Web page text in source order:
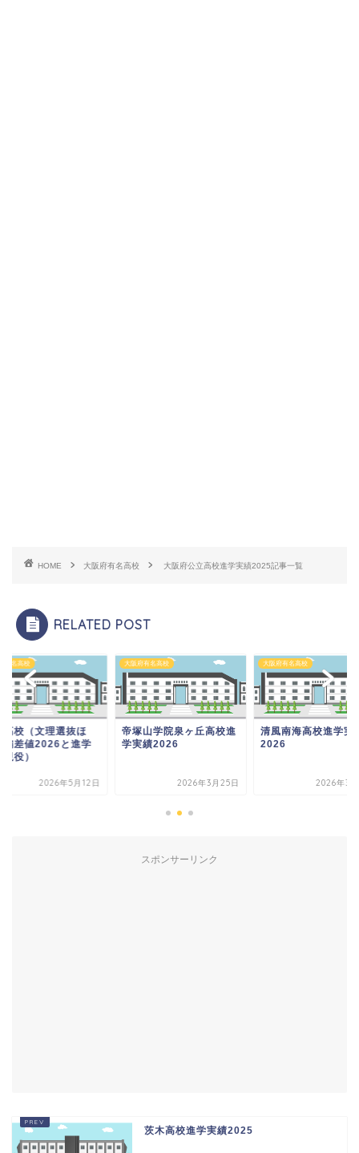
HOME 大阪府有名高校 大阪府公立高校進学実績2025記事一覧
RELATED POST
有名高校
山学院泉ヶ丘高校進
績2026
2026年3月25日
大阪府有名高校
清風南海高校進学実績
2026
2026年3月25日
大阪府有名高校
明星高校（文理選抜
か）偏差値2026と
2026年5
スポンサーリンク
茨木高校進学実績2025